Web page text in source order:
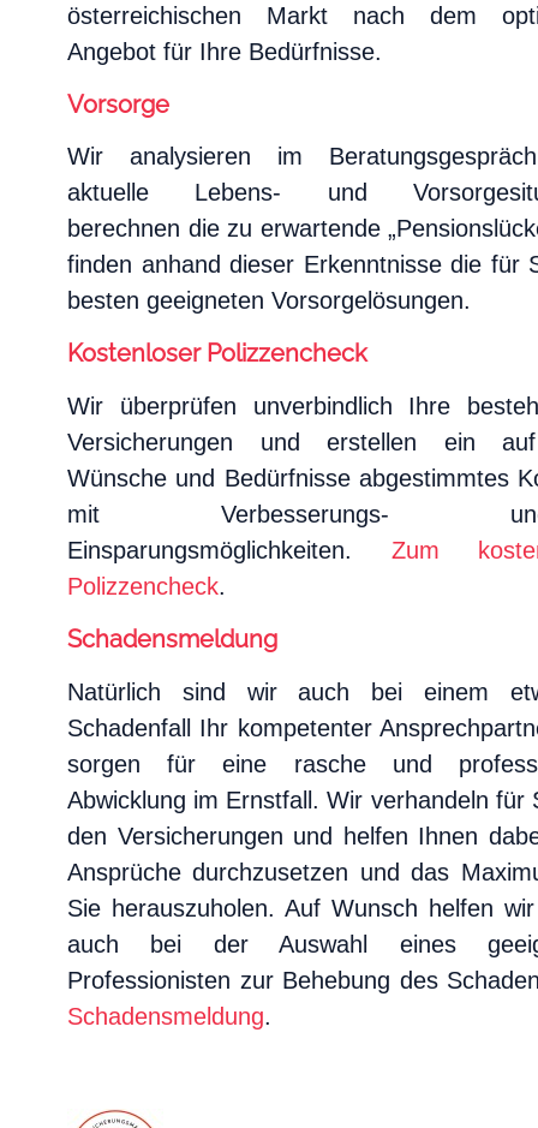
österreichischen Markt nach dem
Angebot für Ihre Bedürfnisse.
Vorsorge
Wir analysieren im
aktuelle Lebens- und
berechnen die zu erwartende
finden anhand dieser Erkenntnisse die für
besten geeigneten Vorsorgelösungen.
Kostenloser Polizzencheck
Wir überprüfen unverbindlich Ihre
Versicherungen und erstellen ein
Wünsche und Bedürfnisse abgestimmtes
mit Verbesserungs- und/
Einsparungsmöglichkeiten. Zum
Polizzencheck.
Schadensmeldung
Natürlich sind wir auch bei einem
Schadenfall Ihr kompetenter
sorgen für eine rasche und
Abwicklung im Ernstfall. Wir verhandeln für
den Versicherungen und helfen Ihnen
Ansprüche durchzusetzen und das
Sie herauszuholen. Auf Wunsch helfen
auch bei der Auswahl eines
Professionisten zur Behebung des
Schadensmeldung.